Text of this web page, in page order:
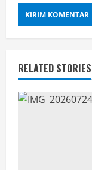
RELATED STORIES